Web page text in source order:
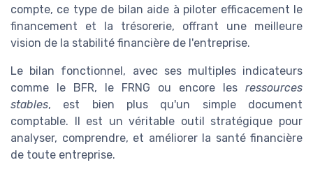
compte, ce type de bilan aide à piloter efficacement le
financement et la trésorerie, offrant une meilleure
vision de la stabilité financière de l'entreprise.
Le bilan fonctionnel, avec ses multiples indicateurs
comme le BFR, le FRNG ou encore les ressources
stables, est bien plus qu'un simple document
comptable. Il est un véritable outil stratégique pour
analyser, comprendre, et améliorer la santé financière
de toute entreprise.